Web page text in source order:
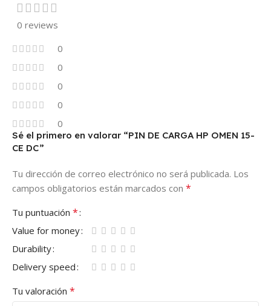
0 reviews
0
0
0
0
0
Sé el primero en valorar “PIN DE CARGA HP OMEN 15-
CE DC”
Tu dirección de correo electrónico no será publicada. Los
campos obligatorios están marcados con *
Tu puntuación *
Value for money
Durability
Delivery speed
Tu valoración *